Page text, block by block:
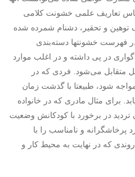
تعاریف علمی خشونت کلامی
توهین و تحقیر، دشنام شمرده شده
فهرست خشونت‏ها دسته‌بندی
در پی داشته و در اغلب موارد
متقابل می‌شود. فردی که در
شود، طبیعتا با گذشت زمان
برای مثال مادری که در خانواده
در برخورد با کودکانش وضعیت
پرخاشگرانه و نامناسب را با
که در نهایت به محیط کار و